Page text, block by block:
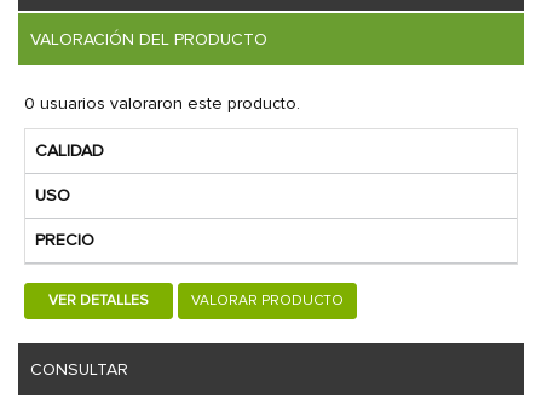
VALORACIÓN DEL PRODUCTO
0 usuarios valoraron este producto.
CALIDAD
USO
PRECIO
VER DETALLES VALORAR PRODUCTO
CONSULTAR